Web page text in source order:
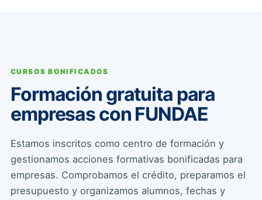
CURSOS BONIFICADOS
Formación gratuita para
empresas con FUNDAE
Estamos inscritos como centro de formación y
gestionamos acciones formativas bonificadas para
empresas. Comprobamos el crédito, preparamos el
presupuesto y organizamos alumnos, fechas y